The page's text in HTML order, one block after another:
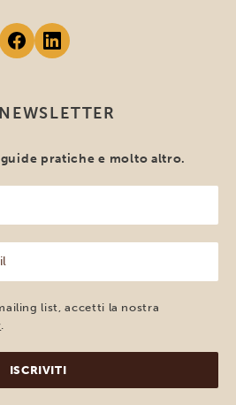
pratiche e molto altro.
list, accetti la nostra